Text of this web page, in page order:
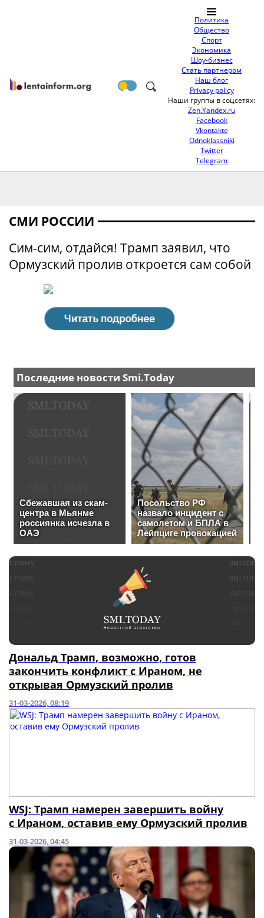
Политика
Общество
Спорт
Экономика
Шоу-бизнес
Стать партнером
Наш блог
Privacy policy
Наши группы в соцсетях:
Zen.Yandex.ru
Facebook
Vkontakte
Odnoklassniki
Twitter
Telegram
СМИ РОССИИ
Сим-сим, отдайся! Трамп заявил, что
Ормузский пролив откроется сам собой
Дональд Трамп, возможно, готов
закончить конфликт с Ираном, не
открывая Ормузский пролив
31-03-2026, 08:19
WSJ: Трамп намерен завершить войну
с Ираном, оставив ему Ормузский пролив
31-03-2026, 04:45